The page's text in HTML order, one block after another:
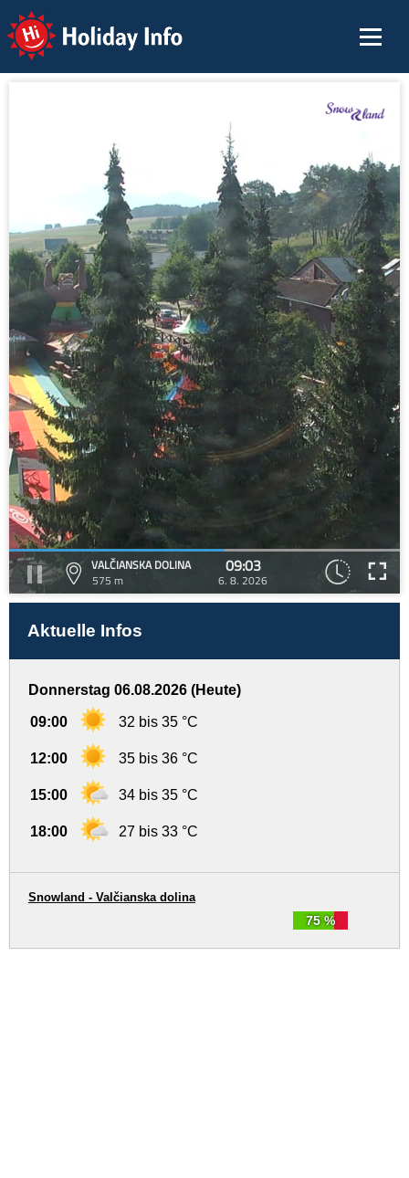
Holiday Info
VALČIANSKA DOLINA
575 m
09:03
6. 8. 2026
Aktuelle Infos
Donnerstag 06.08.2026 (Heute)
09:00 32 bis 35 °C
12:00 35 bis 36 °C
15:00 34 bis 35 °C
18:00 27 bis 33 °C
75 %
Snowland - Valčianska dolina